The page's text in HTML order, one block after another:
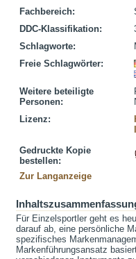
Fachbereich:
DDC-Klassifikation:
Schlagworte:
Freie Schlagwörter:
Weitere beteiligte
Personen:
Lizenz:
Gedruckte Kopie
bestellen:
Zur Langanzeige
Für Einzelsportler geht es
darauf ab, eine persönliche
spezifisches
Markenführungsansatz